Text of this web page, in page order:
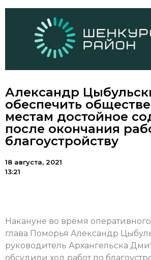
Александр
обеспечить
местам достойное
после окончания
благоустройству
18 августа, 2021
13:21
Накануне во время
глава Поморья Александр
руководитель Архангельска
обсудили ход работ по